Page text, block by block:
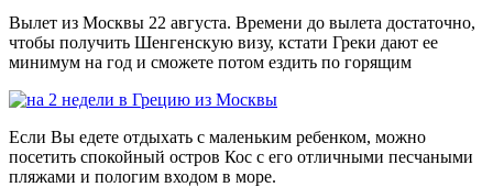
Вылет из Москвы 22 августа. Времени до вылета достаточно,
чтобы получить Шенгенскую визу, кстати Греки дают ее
минимум на год и сможете потом ездить по горящим
Если Вы едете отдыхать с маленьким ребенком, можно
посетить спокойный остров Кос с его отличными песчаными
пляжами и пологим входом в море.